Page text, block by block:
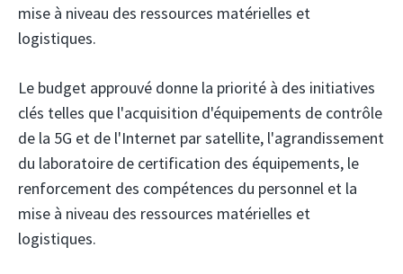
mise à niveau des ressources matérielles et
logistiques.
Le budget approuvé donne la priorité à des initiatives
clés telles que l'acquisition d'équipements de contrôle
de la 5G et de l'Internet par satellite, l'agrandissement
du laboratoire de certification des équipements, le
renforcement des compétences du personnel et la
mise à niveau des ressources matérielles et
logistiques.